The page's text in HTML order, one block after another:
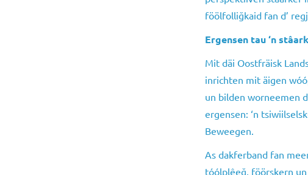
föölfolliğkaid fan d’
Ergensen tau ‘n
Mit däi Oostfräisk
inrichten mit äigen
un bilden worneemen
ergensen: ‘n
Beweegen.
As dakferband fan
tóólplêeğ, föörskern